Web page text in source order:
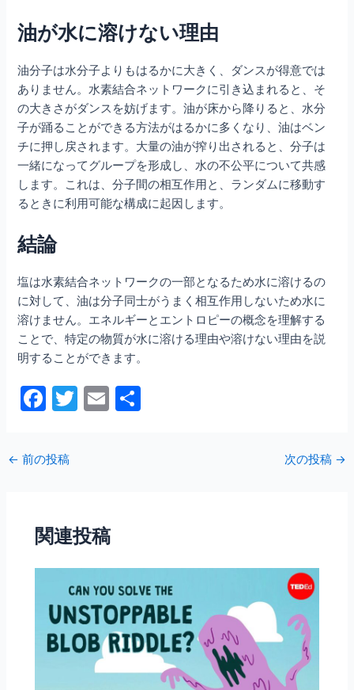
油が水に溶けない理由
油分子は水分子よりもはるかに大きく、ダンスが得意では
ありません。水素結合ネットワークに引き込まれると、そ
の大きさがダンスを妨げます。油が床から降りると、水分
子が踊ることができる方法がはるかに多くなり、油はベン
チに押し戻されます。大量の油が搾り出されると、分子は
一緒になってグループを形成し、水の不公平について共感
します。これは、分子間の相互作用と、ランダムに移動す
るときに利用可能な構成に起因します。
結論
塩は水素結合ネットワークの一部となるため水に溶けるの
に対して、油は分子同士がうまく相互作用しないため水に
溶けません。エネルギーとエントロピーの概念を理解する
ことで、特定の物質が水に溶ける理由や溶けない理由を説
明することができます。
F
c
e
o
o
k
T
E
← 前の投稿 次の投稿 →
関連投稿